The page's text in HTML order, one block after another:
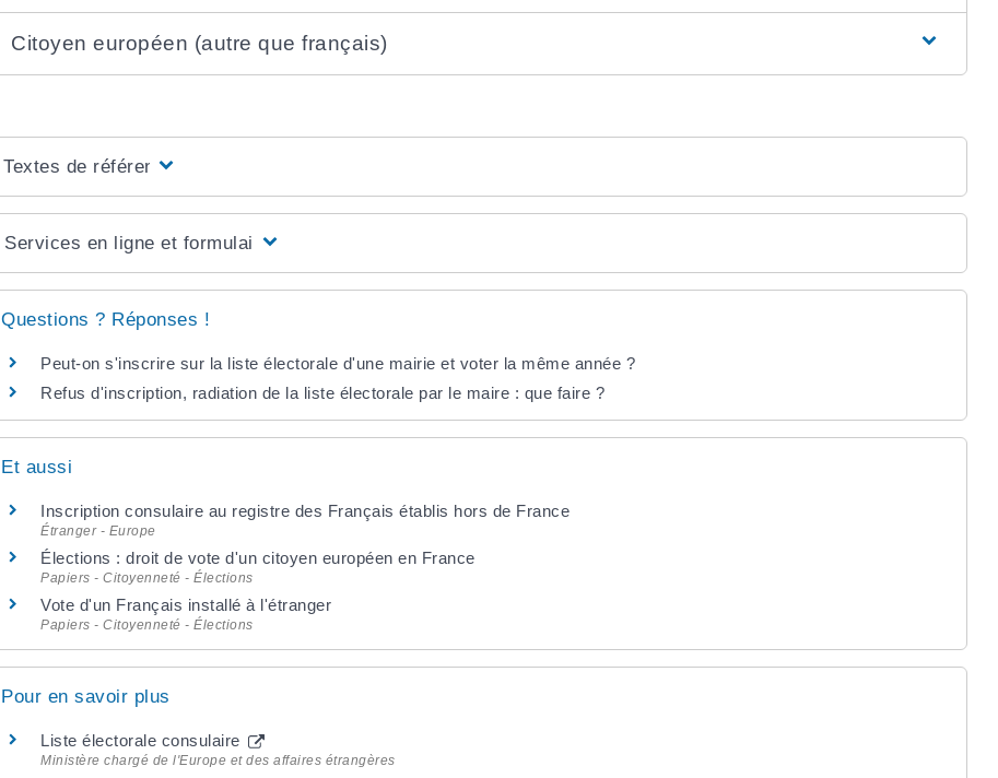
Citoyen européen (autre que français)
Textes de référence
Services en ligne et formulaires
Questions ? Réponses !
Peut-on s'inscrire sur la liste électorale d'une mairie et voter la même année ?
Refus d'inscription, radiation de la liste électorale par le maire : que faire ?
Et aussi
Inscription consulaire au registre des Français établis hors de France
Étranger - Europe
Élections : droit de vote d'un citoyen européen en France
Papiers - Citoyenneté - Élections
Vote d'un Français installé à l'étranger
Papiers - Citoyenneté - Élections
Pour en savoir plus
Liste électorale consulaire
Ministère chargé de l'Europe et des affaires étrangères